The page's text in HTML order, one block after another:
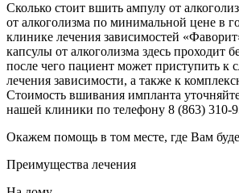
Сколько стоит вшить ампулу от
от алкоголизма по минимальной цене в
клинике лечения зависимостей
капсулы от алкоголизма здесь проходит
после чего пациент может приступить
лечения зависимости, а также к
Стоимость вшивания импланта
нашей клиники по телефону 8 (863) 310-
Окажем помощь в том месте, где Вам
Преимущества лечения